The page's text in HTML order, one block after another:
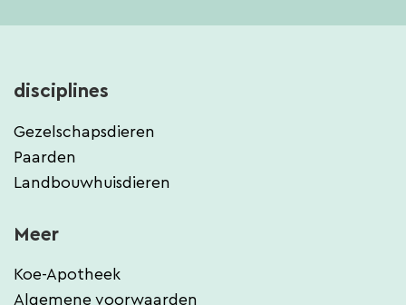
disciplines
Gezelschapsdieren
Paarden
Landbouwhuisdieren
Meer
Koe-Apotheek
Algemene voorwaarden